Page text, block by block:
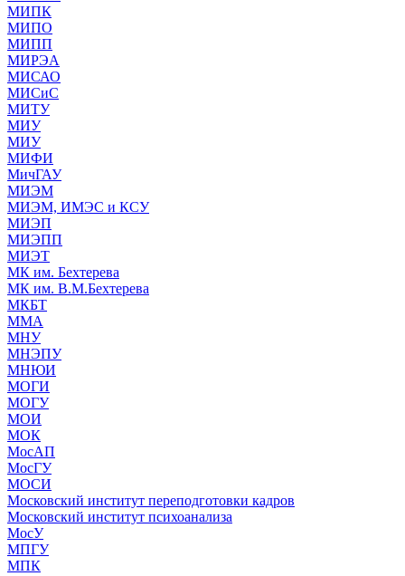
МИПК
МИПО
МИПП
МИРЭА
МИСАО
МИСиС
МИТУ
МИУ
МИУ
МИФИ
МичГАУ
МИЭМ
МИЭМ, ИМЭС и КСУ
МИЭП
МИЭПП
МИЭТ
МК им. Бехтерева
МК им. В.М.Бехтерева
МКБТ
ММА
МНУ
МНЭПУ
МНЮИ
МОГИ
МОГУ
МОИ
МОК
МосАП
МосГУ
МОСИ
Московский институт переподготовки кадров
Московский институт психоанализа
МосУ
МПГУ
МПК